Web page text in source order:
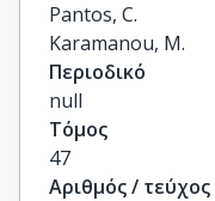
Pantos, C.
Karamanou, M.
Περιοδικό
null
Τόμος
47
Αριθμός / τεύχος